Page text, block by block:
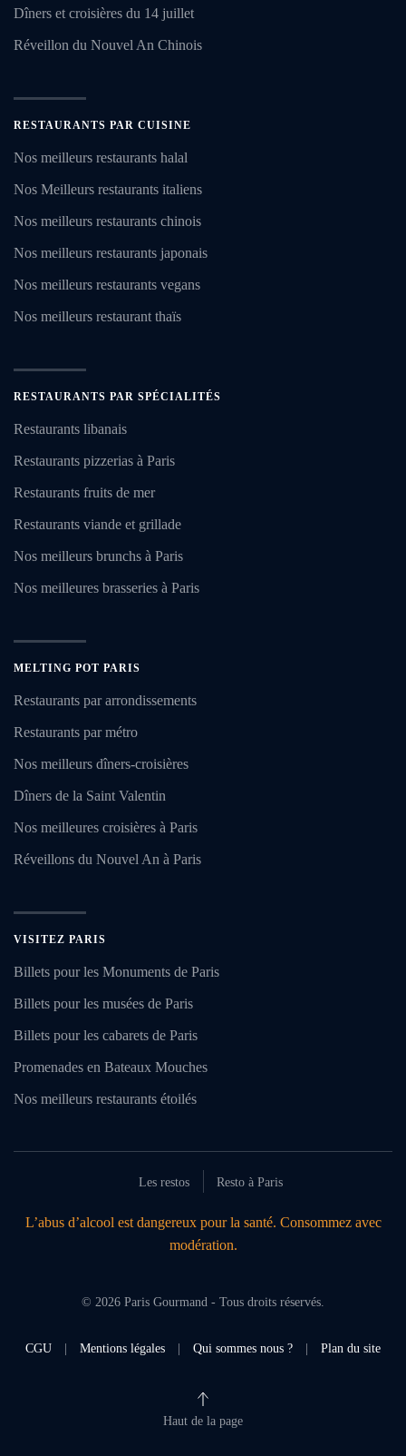
Dîners et croisières du 14 juillet
Réveillon du Nouvel An Chinois
RESTAURANTS PAR CUISINE
Nos meilleurs restaurants halal
Nos Meilleurs restaurants italiens
Nos meilleurs restaurants chinois
Nos meilleurs restaurants japonais
Nos meilleurs restaurants vegans
Nos meilleurs restaurant thaïs
RESTAURANTS PAR SPÉCIALITÉS
Restaurants libanais
Restaurants pizzerias à Paris
Restaurants fruits de mer
Restaurants viande et grillade
Nos meilleurs brunchs à Paris
Nos meilleures brasseries à Paris
MELTING POT PARIS
Restaurants par arrondissements
Restaurants par métro
Nos meilleurs dîners-croisières
Dîners de la Saint Valentin
Nos meilleures croisières à Paris
Réveillons du Nouvel An à Paris
VISITEZ PARIS
Billets pour les Monuments de Paris
Billets pour les musées de Paris
Billets pour les cabarets de Paris
Promenades en Bateaux Mouches
Nos meilleurs restaurants étoilés
Les restos Resto à Paris
L’abus d’alcool est dangereux pour la santé. Consommez avec
modération.
© 2026 Paris Gourmand - Tous droits réservés.
CGU Mentions légales Qui sommes nous ? Plan du site
Haut de la page